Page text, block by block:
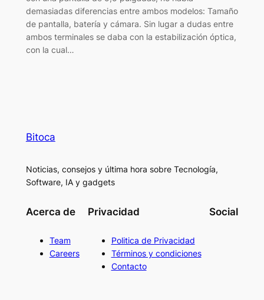
demasiadas diferencias entre ambos modelos: Tamaño
de pantalla, batería y cámara. Sin lugar a dudas entre
ambos terminales se daba con la estabilización óptica,
con la cual…
Bitoca
Noticias, consejos y última hora sobre Tecnología,
Software, IA y gadgets
Acerca de
Team
Careers
Privacidad
Politica de Privacidad
Términos y condiciones
Contacto
Social